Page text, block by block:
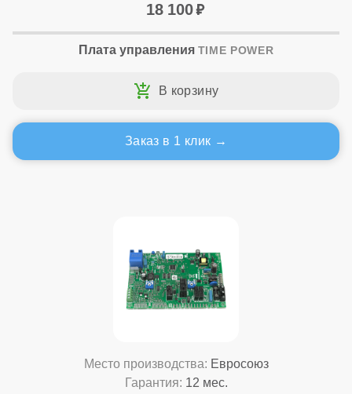
18 100
Плата управления TIME POWER
Заказ в 1 клик
Место производства: Евросоюз
Гарантия: 12 мес.